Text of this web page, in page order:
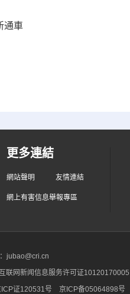
通車
更多連結
網站聲明 友情連結
網上有害信息舉報專區
jubao@cri.cn
联网新闻信息服务许可证10120170005
ICP证120531号 京ICP备05064898号